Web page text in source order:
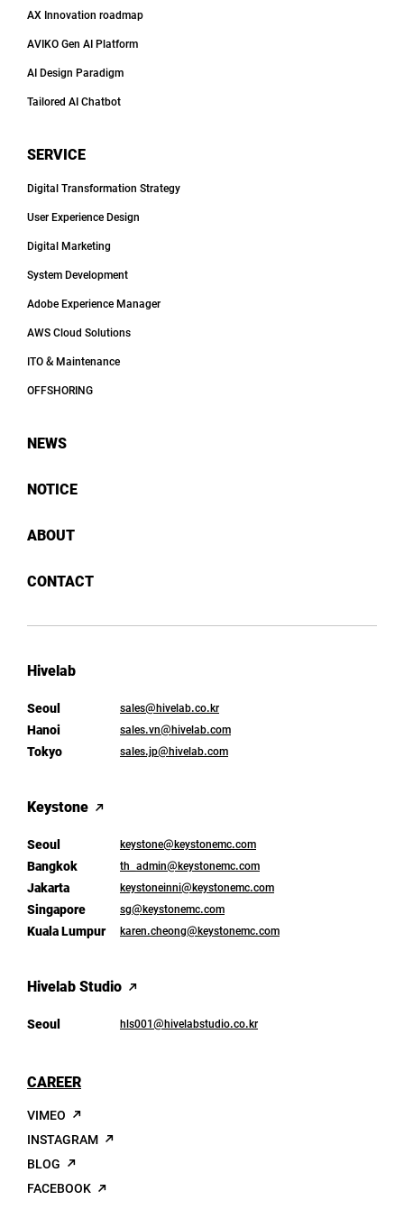
AX Innovation roadmap
AVIKO Gen AI Platform
AI Design Paradigm
Tailored AI Chatbot
SERVICE
Digital Transformation Strategy
User Experience Design
Digital Marketing
System Development
Adobe Experience Manager
AWS Cloud Solutions
ITO & Maintenance
OFFSHORING
NEWS
NOTICE
ABOUT
CONTACT
Hivelab
Seoul sales@hivelab.co.kr
Hanoi sales.vn@hivelab.com
Tokyo sales.jp@hivelab.com
Keystone
Seoul keystone@keystonemc.com
Bangkok th_admin@keystonemc.com
Jakarta keystoneinni@keystonemc.com
Singapore sg@keystonemc.com
Kuala Lumpur karen.cheong@keystonemc.com
Hivelab Studio
Seoul hls001@hivelabstudio.co.kr
CAREER
VIMEO
INSTAGRAM
BLOG
FACEBOOK